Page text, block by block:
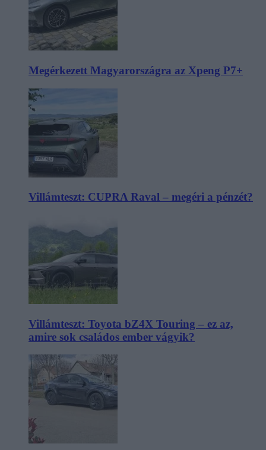
Megérkezett Magyarországra az Xpeng P7+
Villámteszt: CUPRA Raval – megéri a pénzét?
Villámteszt: Toyota bZ4X Touring – ez az,
amire sok családos ember vágyik?